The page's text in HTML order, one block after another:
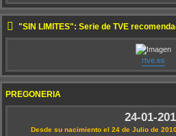
rtve.es
PREGONERÍA
24-01-
Desde su nacimiento el 24 de Julio de